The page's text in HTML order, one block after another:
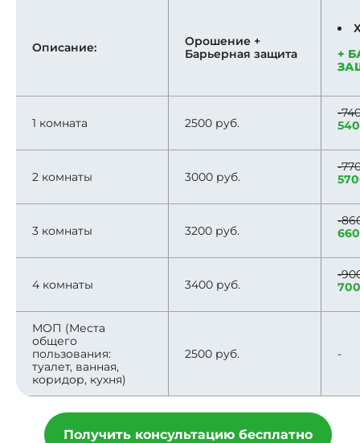
Описание:
Орошение +
Барьерная защита
+
1 комната 2500 руб.
-
2 комнаты 3000 руб.
-
3 комнаты 3200 руб.
-
4 комнаты 3400 руб.
-
МОП (Места
общего
пользования:
туалет, ванная,
коридор, кухня)
2500 руб. -
Получить консультацию бесплатно